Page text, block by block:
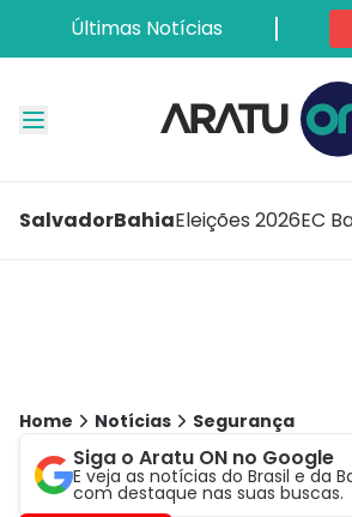
Últimas Notícias
SalvadorBahiaEleições 2026EC
Home Notícias Segurança
Siga o Aratu ON no Google
E veja as notícias do Brasil e da
com destaque nas suas buscas.